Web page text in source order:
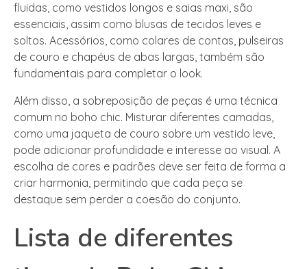
fluidas, como vestidos longos e saias maxi, são
essenciais, assim como blusas de tecidos leves e
soltos. Acessórios, como colares de contas, pulseiras
de couro e chapéus de abas largas, também são
fundamentais para completar o look.
Além disso, a sobreposição de peças é uma técnica
comum no boho chic. Misturar diferentes camadas,
como uma jaqueta de couro sobre um vestido leve,
pode adicionar profundidade e interesse ao visual. A
escolha de cores e padrões deve ser feita de forma a
criar harmonia, permitindo que cada peça se
destaque sem perder a coesão do conjunto.
Lista de diferentes